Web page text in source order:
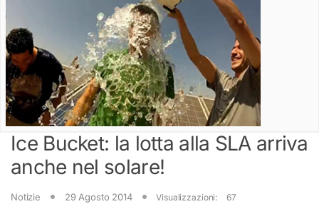
Ice Bucket: la lotta alla SLA arriva
anche nel solare!
Notizie 29 Agosto 2014 Visualizzazioni: 67